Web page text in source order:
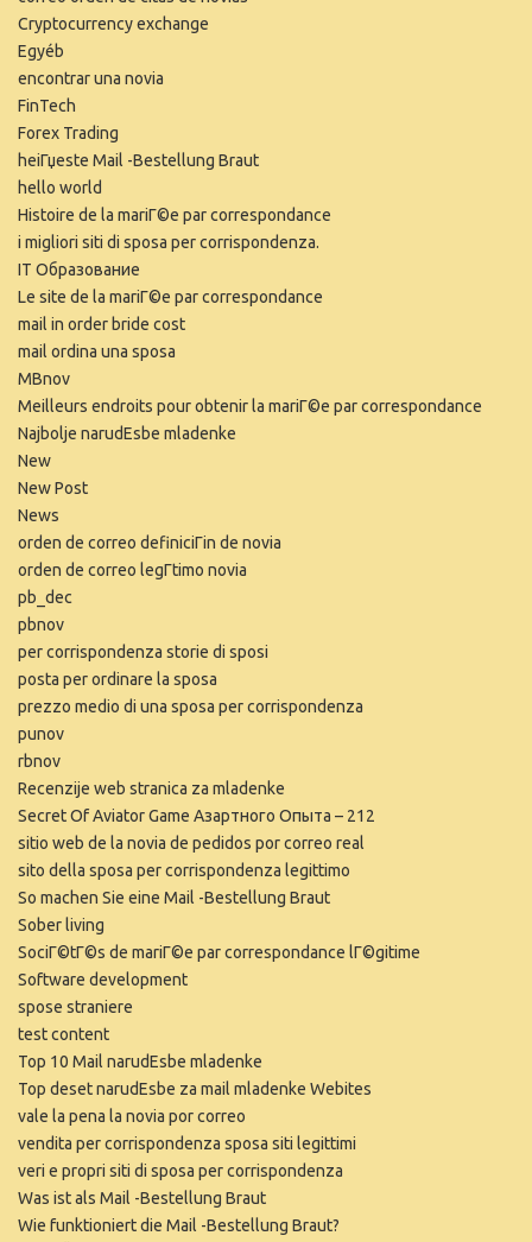
Cryptocurrency exchange
Egyéb
encontrar una novia
FinTech
Forex Trading
heiГџeste Mail -Bestellung Braut
hello world
Histoire de la mariГ©e par correspondance
i migliori siti di sposa per corrispondenza.
IT Образование
Le site de la mariГ©e par correspondance
mail in order bride cost
mail ordina una sposa
MBnov
Meilleurs endroits pour obtenir la mariГ©e par correspondance
Najbolje narudЕѕbe mladenke
New
New Post
News
orden de correo definiciГіn de novia
orden de correo legГ­timo novia
pb_dec
pbnov
per corrispondenza storie di sposi
posta per ordinare la sposa
prezzo medio di una sposa per corrispondenza
punov
rbnov
Recenzije web stranica za mladenke
Secret Of Aviator Game Азартного Опыта – 212
sitio web de la novia de pedidos por correo real
sito della sposa per corrispondenza legittimo
So machen Sie eine Mail -Bestellung Braut
Sober living
SociГ©tГ©s de mariГ©e par correspondance lГ©gitime
Software development
spose straniere
test content
Top 10 Mail narudЕѕbe mladenke
Top deset narudЕѕbe za mail mladenke Webites
vale la pena la novia por correo
vendita per corrispondenza sposa siti legittimi
veri e propri siti di sposa per corrispondenza
Was ist als Mail -Bestellung Braut
Wie funktioniert die Mail -Bestellung Braut?